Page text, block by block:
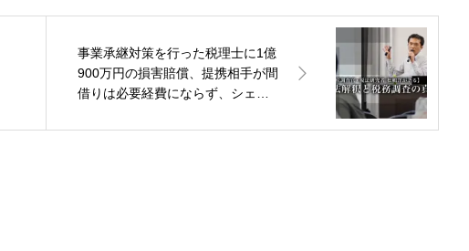
事業承継対策を行った税理士に1億
900万円の損害賠償、提携相手が間
借りは必要経費にならず、シェア
れなど3件：元国税調査官・税法研